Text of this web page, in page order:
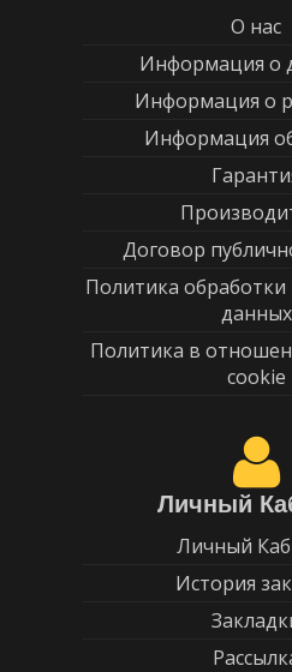
О нас
Информация о
Информация о
Информация
Договор
Политика
данных
Политика в
cookie
Личный
Личный
История